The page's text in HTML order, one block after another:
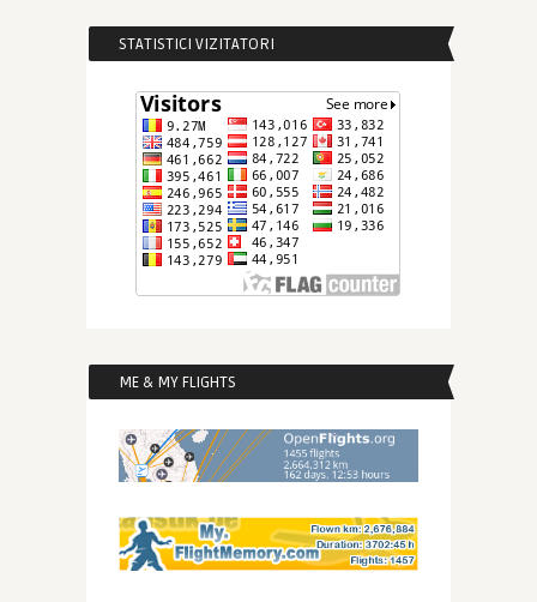
STATISTICI VIZITATORI
ME & MY FLIGHTS